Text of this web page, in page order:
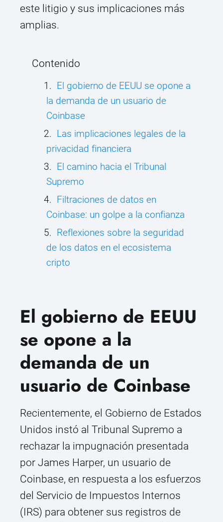
este litigio y sus implicaciones más
amplias.
Contenido
El gobierno de EEUU se opone a
la demanda de un usuario de
Coinbase
Las implicaciones legales de la
privacidad financiera
El camino hacia el Tribunal
Supremo
Filtraciones de datos en
Coinbase: un golpe a la confianza
Reflexiones sobre la seguridad
de los datos en el ecosistema
cripto
El gobierno de EEUU
se opone a la
demanda de un
usuario de Coinbase
Recientemente, el Gobierno de Estados
Unidos instó al Tribunal Supremo a
rechazar la impugnación presentada
por James Harper, un usuario de
Coinbase, en respuesta a los esfuerzos
del Servicio de Impuestos Internos
(IRS) para obtener sus registros de